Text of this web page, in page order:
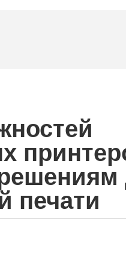
печати